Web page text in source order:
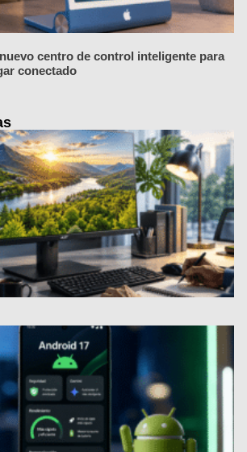
centro de control inteligente para
conectado